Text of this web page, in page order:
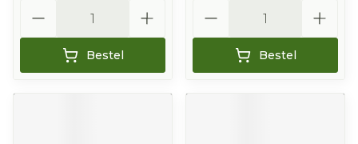
Bestel Bestel